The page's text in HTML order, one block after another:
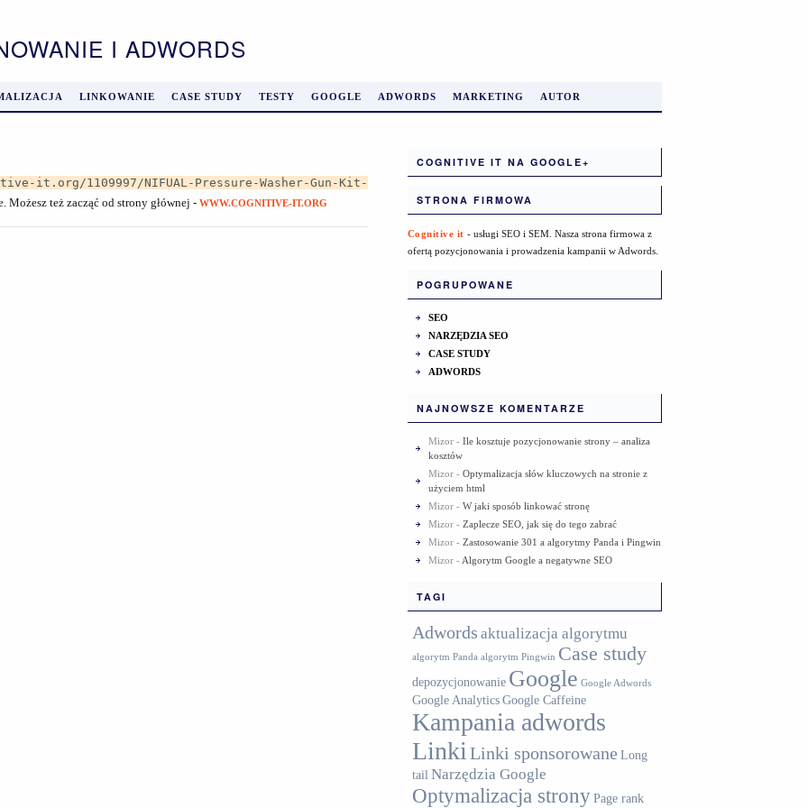
I ADWORDS
LINKOWANIE CASE STUDY TESTY GOOGLE ADWORDS MARKETING AUTOR
it.org/1109997/NIFUAL-Pressure-Washer-Gun-Kit-
Możesz też zacząć od strony głównej - WWW.COGNITIVE-IT.ORG
COGNITIVE IT NA GOOGLE+
STRONA FIRMOWA
Cognitive it - usługi SEO i SEM. Nasza strona firmowa z
ofertą pozycjonowania i prowadzenia kampanii w Adwords.
POGRUPOWANE
SEO
NARZĘDZIA SEO
CASE STUDY
ADWORDS
NAJNOWSZE KOMENTARZE
Mizor- Ile kosztuje pozycjonowanie strony – analiza
kosztów
Mizor- Optymalizacja słów kluczowych na stronie z
użyciem html
Mizor- W jaki sposób linkować stronę
Mizor- Zaplecze SEO, jak się do tego zabrać
Mizor- Zastosowanie 301 a algorytmy Panda i Pingwin
Mizor- Algorytm Google a negatywne SEO
TAGI
Adwords aktualizacja algorytmu
algorytm Panda algorytm Pingwin Case study
depozycjonowanie Google Google Adwords
Google AnalyticsGoogle Caffeine
Kampania adwords
Linki Linki sponsorowane Long
tail Narzędzia Google
Optymalizacja stronyPage rank